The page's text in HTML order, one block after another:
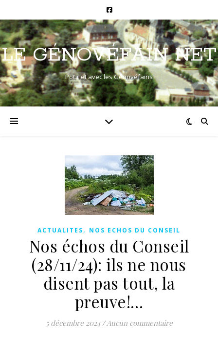
LE GÉNOVÉFAIN NET
Pour et avec les Génovéfains
ACTUALITES, NOS ECHOS DU CONSEIL
Nos échos du Conseil
(28/11/24): ils ne nous
disent pas tout, la
preuve!…
5 décembre 2024 /Aucun commentaire